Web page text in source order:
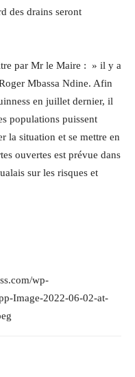
des drains seront
par Mr le Maire : » il y a
Mbassa Ndine. Afin
en juillet dernier, il
populations puissent
la situation et se mettre en
ouvertes est prévue dans
sur les risques et
wp-
Image-2022-06-02-at-